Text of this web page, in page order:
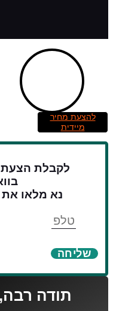
להצעת מחיר
מיידית
לקבלת
נא מלאו
שליחה
תודה